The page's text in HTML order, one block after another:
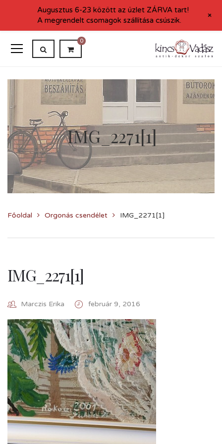
0
IMG_2271[1]
Főoldal Orgonás csendélet IMG_2271[1]
IMG_2271[1]
Marczis Erika február 9, 2016
Augusztus 6-23 között az üzlet ZÁRVA tart!
A megrendelt csomagok szállítása csúszik.
+